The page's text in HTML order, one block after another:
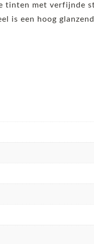
tinten met verfijnde
is een hoog